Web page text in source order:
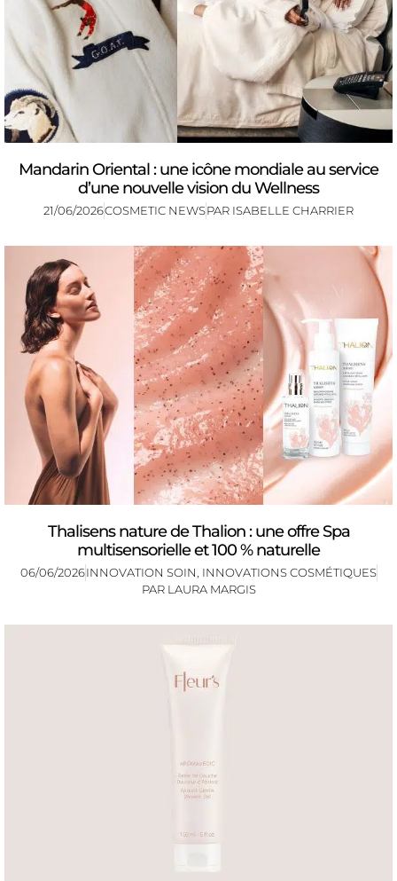
Mandarin Oriental : une icône mondiale au service
d’une nouvelle vision du Wellness
21/06/2026COSMETIC NEWSPAR ISABELLE CHARRIER
Thalisens nature de Thalion : une offre Spa
multisensorielle et 100 % naturelle
06/06/2026INNOVATION SOIN INNOVATIONS COSMÉTIQUES
PAR LAURA MARGIS